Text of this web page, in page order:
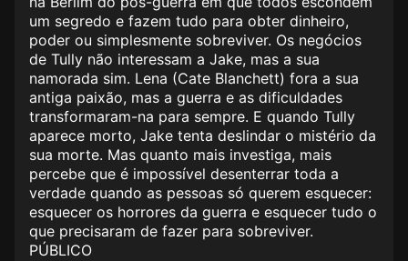
um segredo e fazem tudo para obter dinheiro,
poder ou simplesmente sobreviver. Os negócios
de Tully não interessam a Jake, mas a sua
namorada sim. Lena (Cate Blanchett) fora a sua
antiga paixão, mas a guerra e as dificuldades
transformaram-na para sempre. E quando Tully
aparece morto, Jake tenta deslindar o mistério da
sua morte. Mas quanto mais investiga, mais
percebe que é impossível desenterrar toda a
verdade quando as pessoas só querem esquecer:
esquecer os horrores da guerra e esquecer tudo o
que precisaram de fazer para sobreviver.
PÚBLICO